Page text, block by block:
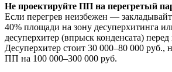
Не проектируйте ПП на перегретый
Если перегрев неизбежен —
40% площади на зону десуперхитинга
десуперхитер (впрыск конденсата)
Десуперхитер стоит 30 000–80 000 руб.,
ПП на 100 000–300 000 руб.